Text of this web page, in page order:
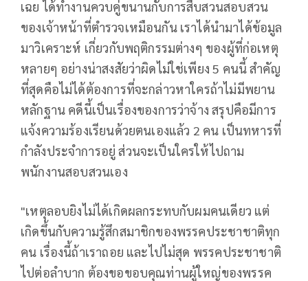
เฉย ได้ทำงานควบคู่ขนานกับการสืบสวนสอบสวน
ของเจ้าหน้าที่ตำรวจเหมือนกัน เราได้นำมาได้ข้อมูล
มาวิเคราะห์ เกี่ยวกับพฤติกรรมต่างๆ ของผู้ที่ก่อเหตุ
หลายๆ อย่างน่าสงสัยว่าผิดไม่ใช่เพียง 5 คนนี้ สำคัญ
ที่สุดคือไม่ได้ต้องการที่จะกล่าวหาใครถ้าไม่มีพยาน
หลักฐาน คดีนี้เป็นเรื่องของการว่าจ้าง สรุปคือมีการ
แจ้งความร้องเรียนด้วยตนเองแล้ว 2 คน เป็นทหารที่
กำลังประจำการอยู่ ส่วนจะเป็นใครให้ไปถาม
พนักงานสอบสวนเอง
"เหตุลอบยิงไม่ได้เกิดผลกระทบกับผมคนเดียว แต่
เกิดขึ้นกับความรู้สึกสมาชิกของพรรคประชาชาติทุก
คน เรื่องนี้ถ้าเราถอย และไปไม่สุด พรรคประชาชาติ
ไปต่อลำบาก ต้องขอขอบคุณท่านผู้ใหญ่ของพรรค